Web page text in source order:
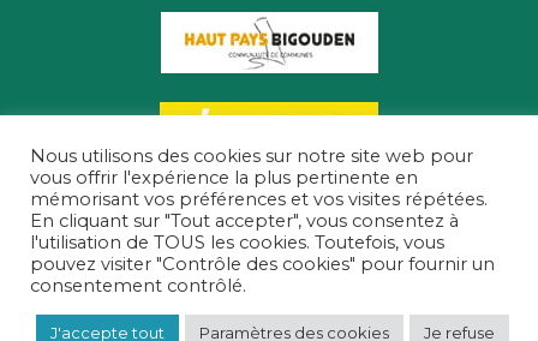
© CONCEPTION & DÉVELOPPEMENT NETAO | TOUS DROITS RÉSERVÉS
Nous utilisons des cookies sur notre site web pour
vous offrir l'expérience la plus pertinente en
mémorisant vos préférences et vos visites répétées.
En cliquant sur "Tout accepter", vous consentez à
l'utilisation de TOUS les cookies. Toutefois, vous
pouvez visiter "Contrôle des cookies" pour fournir un
consentement contrôlé.
J'accepte tout Paramètres des cookies Je refuse